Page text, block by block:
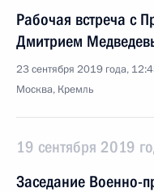
Рабочая встреча с
Дмитрием
23 сентября 2019 года,
Москва, Кремль
19 сентября 2019
Заседание Военно-